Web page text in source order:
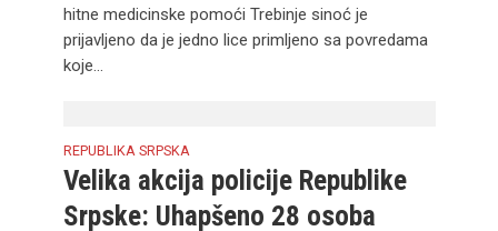
hitne medicinske pomoći Trebinje sinoć je
prijavljeno da je jedno lice primljeno sa povredama
koje...
REPUBLIKA SRPSKA
Velika akcija policije Republike
Srpske: Uhapšeno 28 osoba